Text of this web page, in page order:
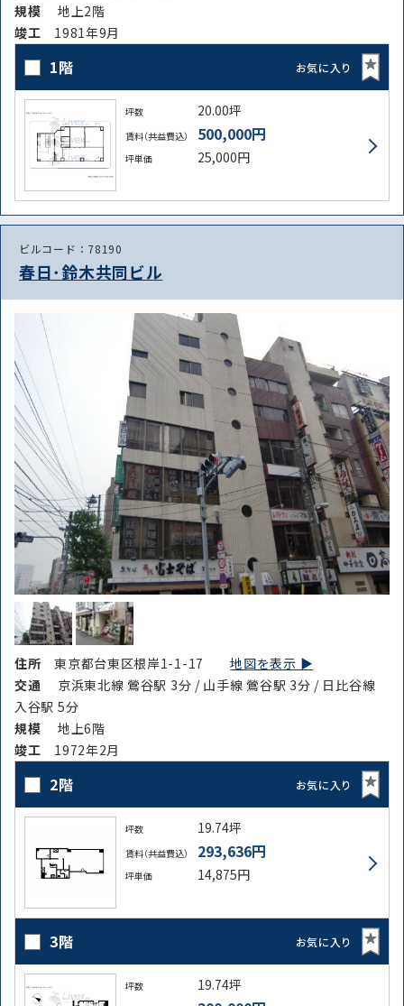
規模
地上2階
竣⼯ 1981年9月
1階 お気に入り
坪数 20.00坪
賃料（共益費込） 500,000円
坪単価 25,000円
ビルコード：78190
春日･鈴木共同ビル
住所東京都台東区根岸1-1-17地図を表示 ▶︎
交通
京浜東北線 鶯谷駅 3分 / 山手線 鶯谷駅 3分 / 日比谷線
入谷駅 5分
規模
地上6階
竣⼯ 1972年2月
2階 お気に入り
坪数 19.74坪
賃料（共益費込） 293,636円
坪単価 14,875円
3階 お気に入り
坪数 19.74坪